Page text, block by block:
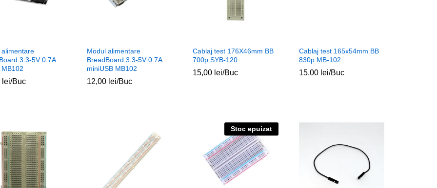
alimentare
3.3-5V 0.7A
MB102
lei/Buc
lei
Modul alimentare
BreadBoard 3.3-5V 0.7A
miniUSB MB102
12,00 lei/Buc
12,00 lei
Cablaj test 176X46mm BB
700p SYB-120
15,00 lei/Buc
15,00 lei
Cablaj test 165x54mm BB
830p MB-102
15,00 lei/Buc
15,00 lei
Stoc epuizat